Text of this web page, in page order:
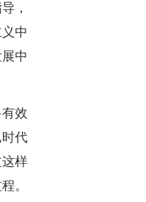
，
中
中
效
代
样
。